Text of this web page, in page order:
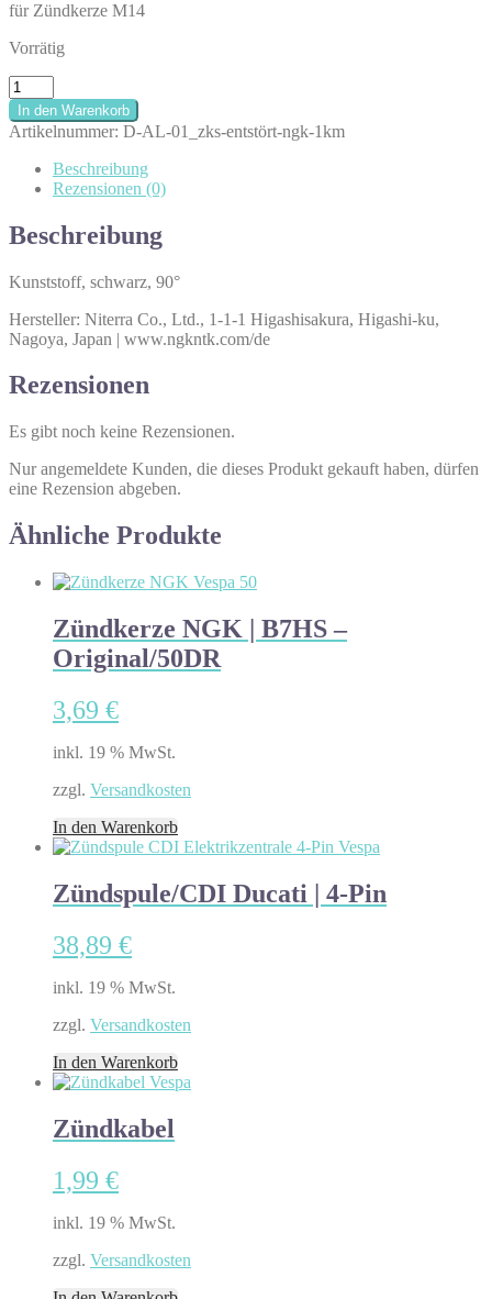
für Zündkerze M14
Vorrätig
Zündkerzenstecker
NGK
|
entstört
1kOhm
Menge
In den Warenkorb
Artikelnummer: D-AL-01_zks-entstört-ngk-1km
Beschreibung
Rezensionen (0)
Beschreibung
Kunststoff, schwarz, 90°
Hersteller: Niterra Co., Ltd., 1-1-1 Higashisakura, Higashi-ku,
Nagoya, Japan | www.ngkntk.com/de
Rezensionen
Es gibt noch keine Rezensionen.
Nur angemeldete Kunden, die dieses Produkt gekauft haben, dürfen
eine Rezension abgeben.
Ähnliche Produkte
Zündkerze NGK | B7HS –
Original/50DR
3,69 €
inkl. 19 % MwSt.
zzgl. Versandkosten
In den Warenkorb
Zündspule/CDI Ducati | 4-Pin
38,89 €
inkl. 19 % MwSt.
zzgl. Versandkosten
In den Warenkorb
Zündkabel
1,99 €
inkl. 19 % MwSt.
zzgl. Versandkosten